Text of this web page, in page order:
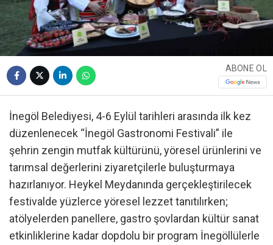
ABONE OL
İnegöl Belediyesi, 4-6 Eylül tarihleri arasında ilk kez
düzenlenecek “İnegöl Gastronomi Festivali” ile
şehrin zengin mutfak kültürünü, yöresel ürünlerini ve
tarımsal değerlerini ziyaretçilerle buluşturmaya
hazırlanıyor. Heykel Meydanında gerçekleştirilecek
festivalde yüzlerce yöresel lezzet tanıtılırken;
atölyelerden panellere, gastro şovlardan kültür sanat
etkinliklerine kadar dopdolu bir program İnegöllülerle